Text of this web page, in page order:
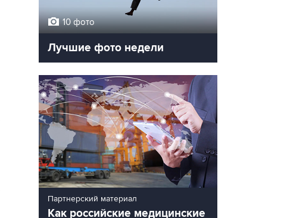
10 фото
Лучшие фото недели
Партнерский материал
Как российские медицинские